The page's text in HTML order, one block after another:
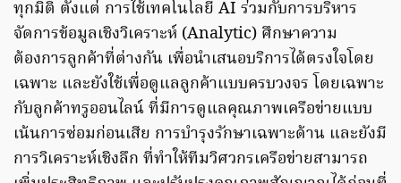
ทุกมิติ ตั้งแต่ การใช้เทคโนโลยี AI ร่วมกับการบริหาร
จัดการข้อมูลเชิงวิเคราะห์ (Analytic) ศึกษาความ
ต้องการลูกค้าที่ต่างกัน เพื่อนำเสนอบริการได้ตรงใจโดย
เฉพาะ และยังใช้เพื่อดูแลลูกค้าแบบครบวงจร โดยเฉพาะ
กับลูกค้าทรูออนไลน์ ที่มีการดูแลคุณภาพเครือข่ายแบบ
เน้นการซ่อมก่อนเสีย การบำรุงรักษาเฉพาะด้าน และยังมี
การวิเคราะห์เชิงลึก ที่ทำให้ทีมวิศวกรเครือข่ายสามารถ